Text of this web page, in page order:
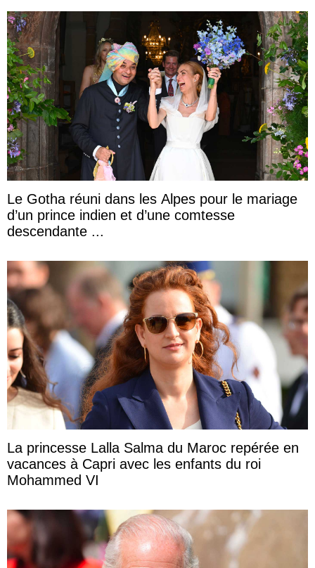
Le Gotha réuni dans les Alpes pour le mariage
d’un prince indien et d’une comtesse
descendante ...
La princesse Lalla Salma du Maroc repérée en
vacances à Capri avec les enfants du roi
Mohammed VI